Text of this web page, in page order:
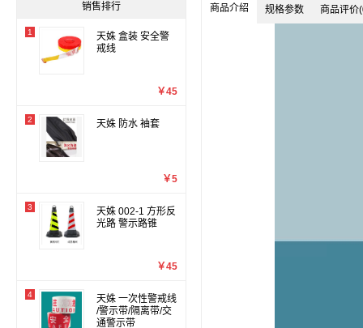
销售排行
1
天姝 盒装 安全警
戒线
￥45
2 天姝 防水 袖套
￥5
3
天姝 002-1 方形反
光路 警示路锥
￥45
4
天姝 一次性警戒线
/警示带/隔离带/交
通警示带
商品介绍 规格参数 商品评价